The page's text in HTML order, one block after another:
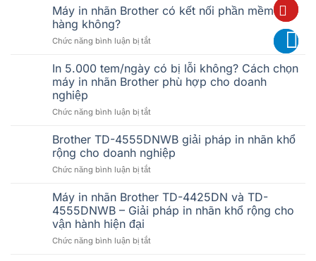
Máy in nhãn Brother có kết nối phần mềm bán
hàng không?
Chức năng bình luận bị tắtở
in
nhãn
Brother
kết
phần
mềm
bán
hàng
In 5.000 tem/ngày có bị lỗi không? Cách chọn
máy in nhãn Brother phù hợp cho doanh
nghiệp
Chức năng bình luận bị tắtở
5.000
tem/ngày
có
bị
không?
Cách
chọn
in
Brother TD-4555DNWB giải pháp in nhãn khổ
rộng cho doanh nghiệp
Chức năng bình luận bị tắtở
TD-
4555DNWB
giải
in
Máy in nhãn Brother TD-4425DN và TD-
4555DNWB – Giải pháp in nhãn khổ rộng cho
vận hành hiện đại
Chức năng bình luận bị tắtở